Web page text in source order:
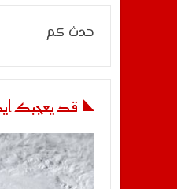
حدث كم
قد يعجبك